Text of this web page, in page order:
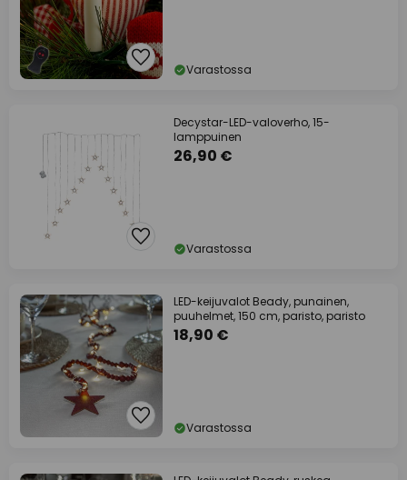
Varastossa
Decystar-LED-valoverho, 15-
lamppuinen
26,90 €
Varastossa
LED-keijuvalot Beady, punainen,
puuhelmet, 150 cm, paristo, paristo
18,90 €
Varastossa